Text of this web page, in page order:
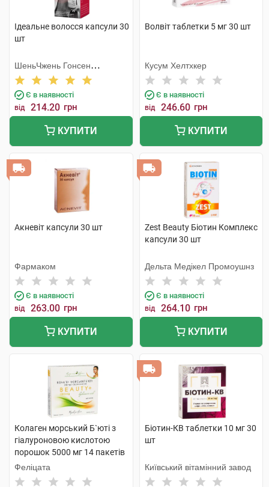
Ідеальне волосся капсули 30
шт
ШеньЧжень Гонсен
Байоледжі Індастрі Ко. Лтд
Є в наявності
від 214.20 грн
КУПИТИ
Волвіт таблетки 5 мг 30 шт
Кусум Хелтхкер
Є в наявності
від 246.60 грн
КУПИТИ
Акневіт капсули 30 шт
Фармаком
Є в наявності
від 263.00 грн
КУПИТИ
Zest Beauty Біотин Комплекс
капсули 30 шт
Дельта Медікел Промоушнз
Є в наявності
від 264.10 грн
КУПИТИ
Колаген морський Б`юті з
гіалуроновою кислотою
порошок 5000 мг 14 пакетів
Феліцата
Біотин-КВ таблетки 10 мг 30
шт
Київський вітамінний завод